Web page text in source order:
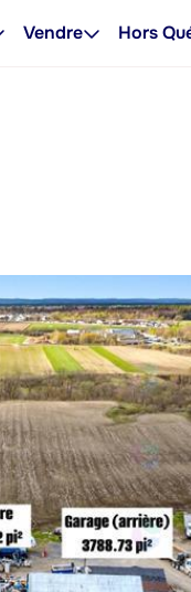
Vendre Hors